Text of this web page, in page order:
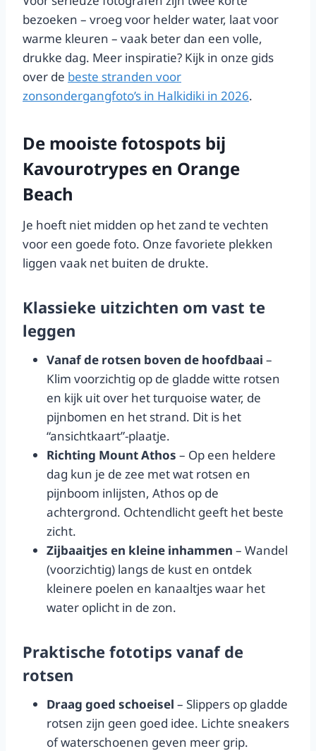
bezoeken – vroeg voor helder water, laat voor
warme kleuren – vaak beter dan een volle,
drukke dag. Meer inspiratie? Kijk in onze gids
over de beste stranden voor
zonsondergangfoto’s in Halkidiki in 2026.
De mooiste fotospots bij
Kavourotrypes en Orange
Beach
Je hoeft niet midden op het zand te vechten
voor een goede foto. Onze favoriete plekken
liggen vaak net buiten de drukte.
Klassieke uitzichten om vast te
leggen
Vanaf de rotsen boven de hoofdbaai –
Klim voorzichtig op de gladde witte rotsen
en kijk uit over het turquoise water, de
pijnbomen en het strand. Dit is het
“ansichtkaart”-plaatje.
Richting Mount Athos – Op een heldere
dag kun je de zee met wat rotsen en
pijnboom inlijsten, Athos op de
achtergrond. Ochtendlicht geeft het beste
zicht.
Zijbaaitjes en kleine inhammen – Wandel
(voorzichtig) langs de kust en ontdek
kleinere poelen en kanaaltjes waar het
water oplicht in de zon.
Praktische fototips vanaf de
rotsen
Draag goed schoeisel – Slippers op gladde
rotsen zijn geen goed idee. Lichte sneakers
of waterschoenen geven meer grip.